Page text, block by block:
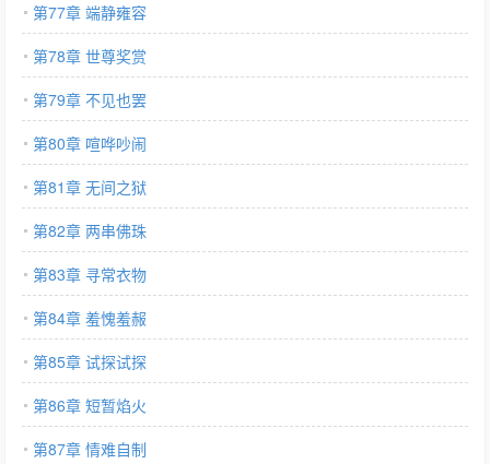
第77章 端静雍容
第78章 世尊奖赏
第79章 不见也罢
第80章 喧哗吵闹
第81章 无间之狱
第82章 两串佛珠
第83章 寻常衣物
第84章 羞愧羞赧
第85章 试探试探
第86章 短暂焰火
第87章 情难自制